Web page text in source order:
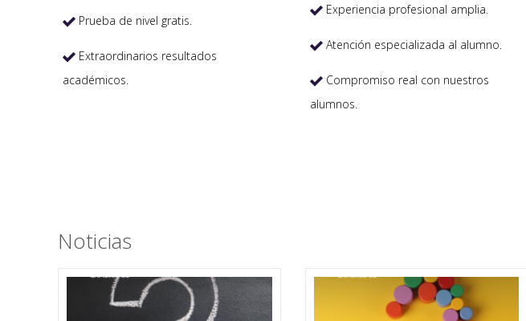
 Prueba de nivel gratis.
 Extraordinarios resultados
académicos.
Experiencia profesional amplia.
Atención especializada al alumno.
Compromiso real con nuestros
alumnos.
Noticias